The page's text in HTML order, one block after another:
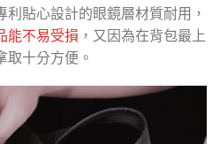
貼心設計的眼鏡層材質耐用，
能不易受損 ，又因為在背包最上
取十分方便。